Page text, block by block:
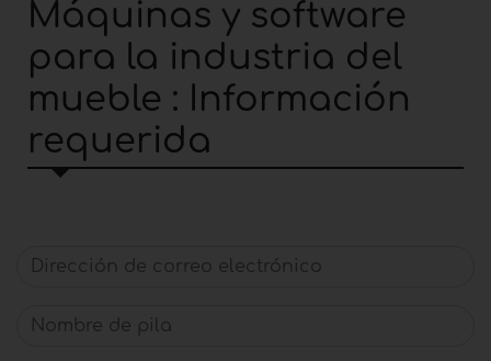
Máquinas y software
para la industria del
mueble : Información
requerida
Dirección de correo electrónico
Nombre de pila